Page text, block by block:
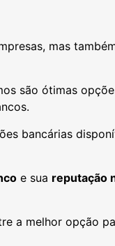
mas
são ótimas
bancárias
e sua reputação
a melhor opção